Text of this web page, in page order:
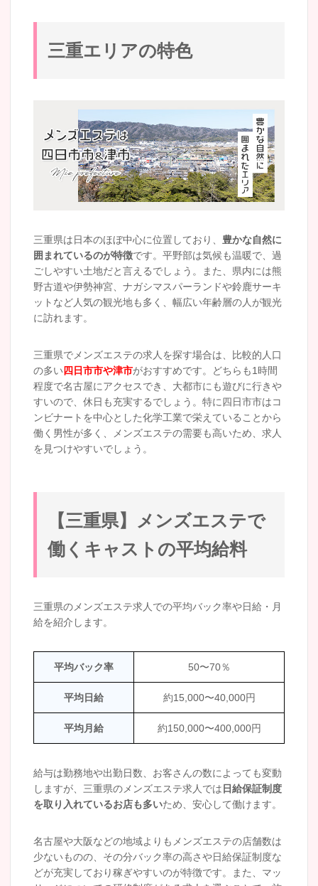
三重エリアの特色
三重県は日本のほぼ中心に位置しており、 豊かな自然に
囲まれているのが特徴です。平野部は気候も温暖で、過
ごしやすい土地だと言えるでしょう。また、県内には熊
野古道や伊勢神宮、ナガシマスパーランドや鈴鹿サーキ
ットなど人気の観光地も多く、幅広い年齢層の人が観光
に訪れます。
三重県でメンズエステの求人を探す場合は、比較的人口
の多い 四日市市や津市がおすすめです。どちらも1時間
程度で名古屋にアクセスでき、大都市にも遊びに行きや
すいので、休日も充実するでしょう。特に四日市市はコ
ンビナートを中心とした化学工業で栄えていることから
働く男性が多く、メンズエステの需要も高いため、求人
を見つけやすいでしょう。
【三重県】メンズエステで
働くキャストの平均給料
三重県のメンズエステ求人での平均バック率や日給・月
給を紹介します。
平均バック率 50〜70％
平均日給 約15,000〜40,000円
平均月給 約150,000〜400,000円
給与は勤務地や出勤日数、お客さんの数によっても変動
しますが、三重県のメンズエステ求人では 日給保証制度
を取り入れているお店も多いため、安心して働けます。
名古屋や大阪などの地域よりもメンズエステの店舗数は
少ないものの、その分バック率の高さや日給保証制度な
どが充実しており稼ぎやすいのが特徴です。また、マッ